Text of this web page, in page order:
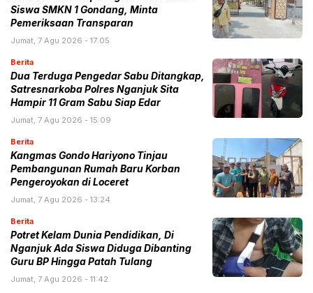
Siswa SMKN 1 Gondang, Minta
Pemeriksaan Transparan
Jumat, 7 Agu 2026 - 17:05
Berita
Dua Terduga Pengedar Sabu Ditangkap,
Satresnarkoba Polres Nganjuk Sita
Hampir 11 Gram Sabu Siap Edar
Jumat, 7 Agu 2026 - 15:09
Berita
Kangmas Gondo Hariyono Tinjau
Pembangunan Rumah Baru Korban
Pengeroyokan di Loceret
Jumat, 7 Agu 2026 - 13:24
Berita
Potret Kelam Dunia Pendidikan, Di
Nganjuk Ada Siswa Diduga Dibanting
Guru BP Hingga Patah Tulang
Jumat, 7 Agu 2026 - 11:42